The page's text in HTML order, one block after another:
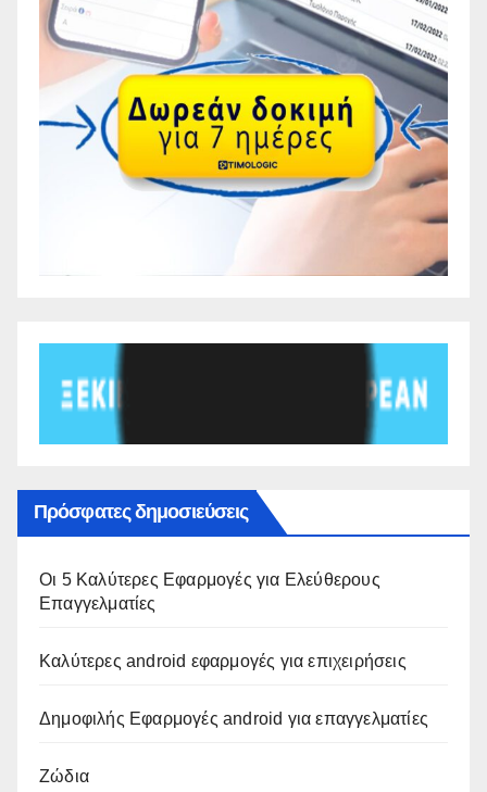
Πρόσφατες δημοσιεύσεις
Οι 5 Καλύτερες Εφαρμογές για Ελεύθερους
Επαγγελματίες
Καλύτερες android εφαρμογές για επιχειρήσεις
Δημοφιλής Εφαρμογές android για επαγγελματίες
Ζώδια